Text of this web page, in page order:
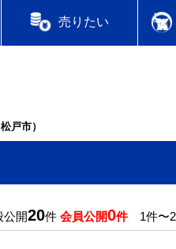
売りたい
戸市）
公開20件 会員公開0件1件〜